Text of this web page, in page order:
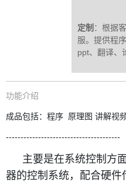
定制 ：根据
服。提供程
ppt、翻译、
功能介绍
成品包括：程序 原理图 讲解视
---------------------------------------
主要是在系统控制方
器的控制系统，配合硬